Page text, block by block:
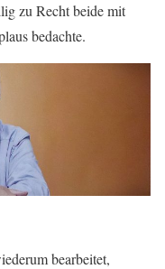
zu Recht beide mit
bedachte.
bearbeitet,